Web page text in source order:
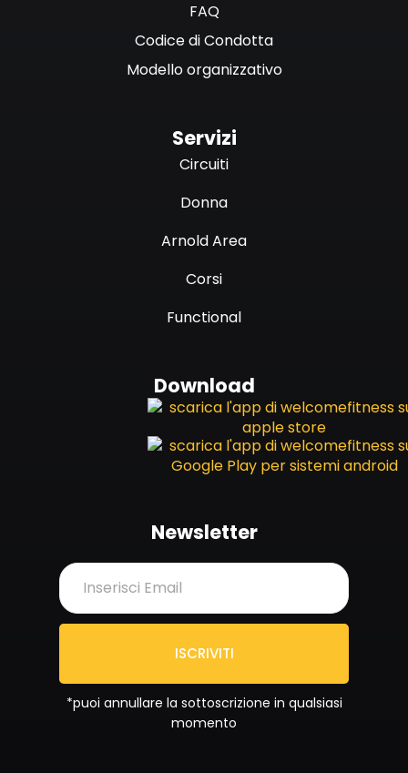
FAQ
Codice di Condotta
Modello organizzativo
Servizi
Circuiti
Donna
Arnold Area
Corsi
Functional
Download
Newsletter
ISCRIVITI
*puoi annullare la sottoscrizione in qualsiasi
momento